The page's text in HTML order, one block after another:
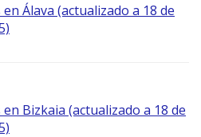
Álava (actualizado a 18 de
Bizkaia (actualizado a 18 de